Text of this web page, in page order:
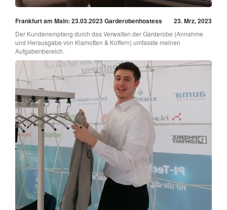
Frankfurt am Main: 23.03.2023 Garderobenhostess 23. Mrz, 2023
Der Kundenempfang durch das Verwalten der Garderobe (Annahme
und Herausgabe von Klamotten & Koffern) umfasste meinen
Aufgabenbereich.